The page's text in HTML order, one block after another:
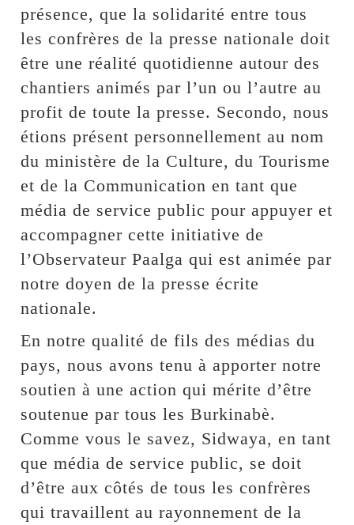
présence, que la solidarité entre tous
les confrères de la presse nationale doit
être une réalité quotidienne autour des
chantiers animés par l’un ou l’autre au
profit de toute la presse. Secondo, nous
étions présent personnellement au nom
du ministère de la Culture, du Tourisme
et de la Communication en tant que
média de service public pour appuyer et
accompagner cette initiative de
l’Observateur Paalga qui est animée par
notre doyen de la presse écrite
nationale.
En notre qualité de fils des médias du
pays, nous avons tenu à apporter notre
soutien à une action qui mérite d’être
soutenue par tous les Burkinabè.
Comme vous le savez, Sidwaya, en tant
que média de service public, se doit
d’être aux côtés de tous les confrères
qui travaillent au rayonnement de la